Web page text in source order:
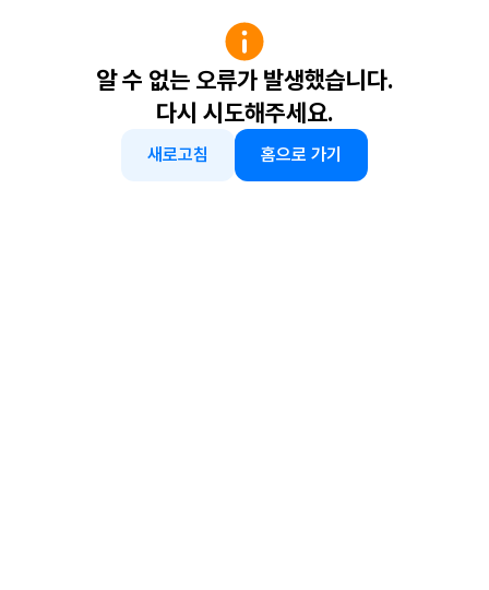
알 수 없는 오류가 발생했습니다.
다시 시도해주세요.
새로고침 홈으로 가기